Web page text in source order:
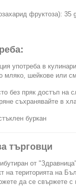
фруктоза): 35
употреба в
мляко, шейкове или
без пряк достъп на
съхранявайте в
буркан
търговци
от
на територията на
да се свържете с